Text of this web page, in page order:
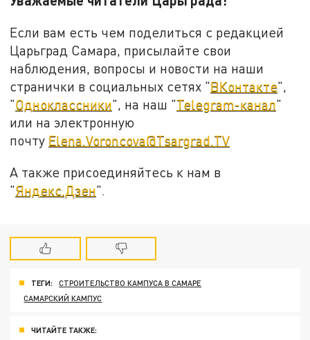
Если вам есть чем поделиться с редакцией
Царьград Самара, присылайте свои
наблюдения, вопросы и новости на наши
странички в социальных сетях "ВКонтакте",
"Одноклассники", на наш "Telegram-канал"
или на электронную
почту Elena.Voroncova@Tsargrad.TV
А также присоединяйтесь к нам в
"Яндекс.Дзен".
ТЕГИ:
СТРОИТЕЛЬСТВО КАМПУСА В САМАРЕ
САМАРСКИЙ КАМПУС
ЧИТАЙТЕ ТАКЖЕ: